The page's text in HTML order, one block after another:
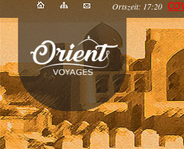
Ortszeit: 17:20